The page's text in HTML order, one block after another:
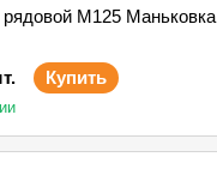
рядовой М125 Маньковка
Купить